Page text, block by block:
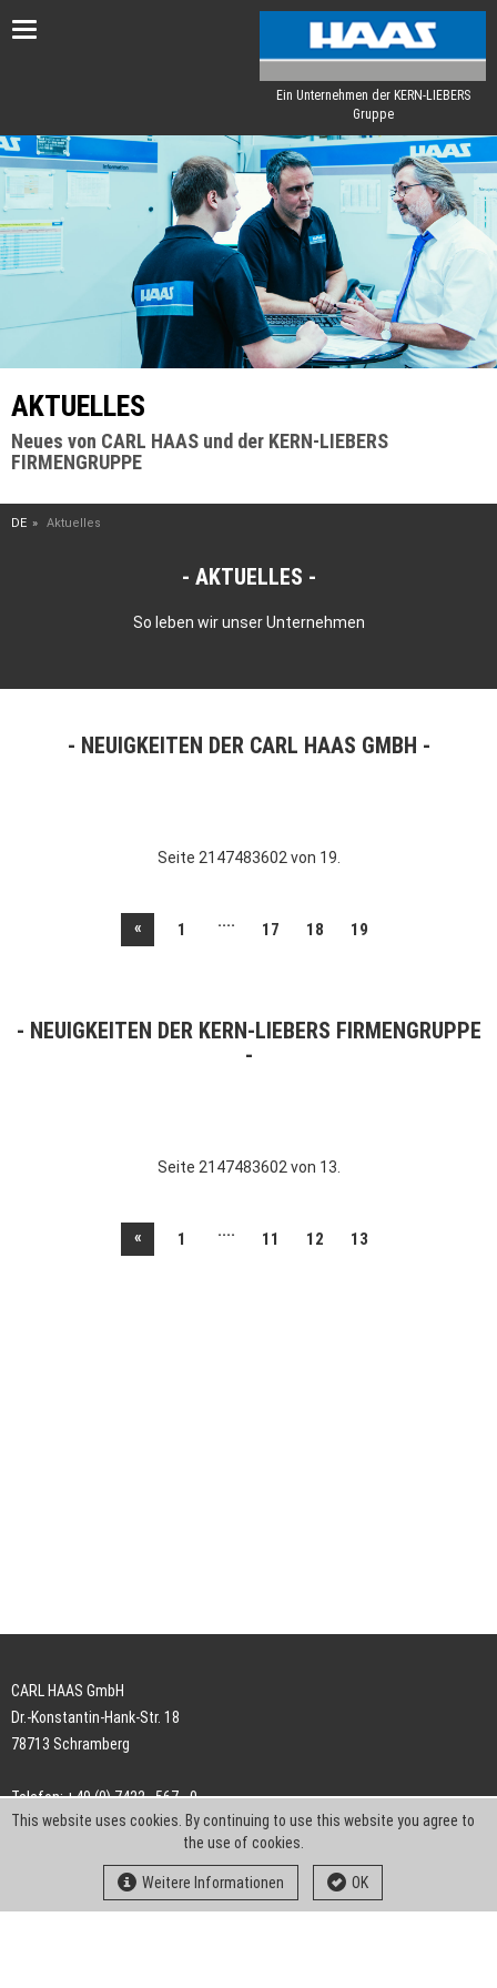
Toggle
Ein Unternehmen der KERN-LIEBERS
Gruppe
AKTUELLES
Neues von CARL HAAS und der KERN-LIEBERS
FIRMENGRUPPE
DE Aktuelles
AKTUELLES
So leben wir unser Unternehmen
NEUIGKEITEN DER CARL HAAS GMBH
Seite 2147483602 von 19.
« 1 .... 17 18 19
NEUIGKEITEN DER KERN-LIEBERS FIRMENGRUPPE
Seite 2147483602 von 13.
« 1 .... 11 12 13
CARL HAAS GmbH
Dr.-Konstantin-Hank-Str. 18
78713 Schramberg
Telefon: +49 (0) 7422 . 567 - 0
Telefax: +49 (0) 7422 . 567 - 239
info-ch@kern-liebers.com
This website uses cookies. By continuing to use this website you agree to
the use of cookies.
Weitere Informationen OK